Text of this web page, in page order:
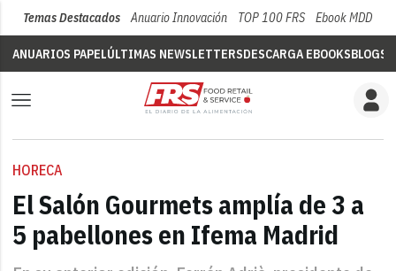
Temas Destacados Anuario Innovación TOP 100 FRS Ebook MDD
ANUARIOS PAPELÚLTIMAS NEWSLETTERSDESCARGA EBOOKSBLOGS
HORECA
El Salón Gourmets amplía de 3 a
5 pabellones en Ifema Madrid